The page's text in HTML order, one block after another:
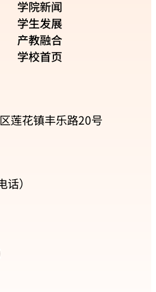
莲花镇丰乐路20号
）
学院新闻
学生发展
产教融合
学校首页